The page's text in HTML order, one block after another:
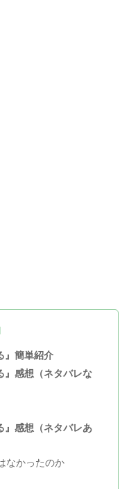
』簡単紹介
』感想（ネタバレな
』感想（ネタバレあ
なかったのか